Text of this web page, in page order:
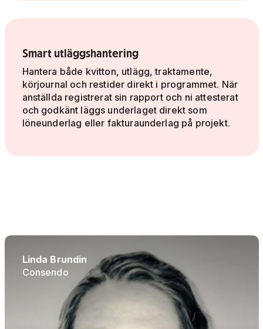
Smart utläggshantering
Hantera både kvitton, utlägg, traktamente,
körjournal och restider direkt i programmet. När
anställda registrerat sin rapport och ni attesterat
och godkänt läggs underlaget direkt som
löneunderlag eller fakturaunderlag på projekt.
Linda Brundin
Consendo